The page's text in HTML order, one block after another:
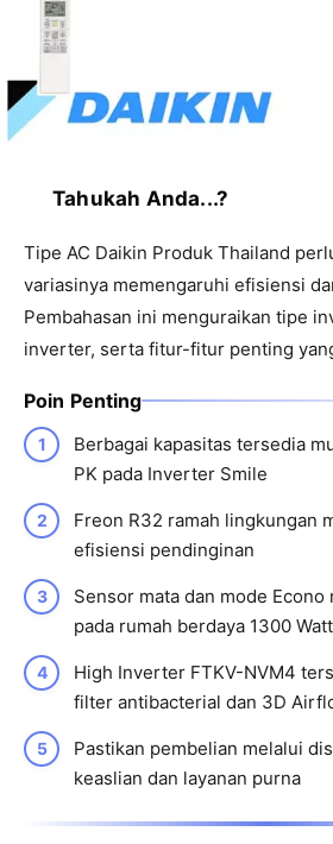
Tahukah Anda...?
Tipe AC Daikin Produk Thailand
variasinya memengaruhi efisiensi
Pembahasan ini menguraikan tipe
inverter, serta fitur-fitur penting
Poin Penting
Berbagai kapasitas tersedia
PK pada Inverter Smile
Freon R32 ramah lingkungan
efisiensi pendinginan
Sensor mata dan mode
pada rumah berdaya 1300 Watt
High Inverter FTKV-NVM4
filter antibacterial dan 3D
Pastikan pembelian melalui
keaslian dan layanan purna